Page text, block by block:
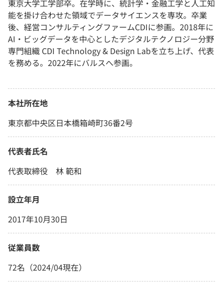
東京大学工学部卒。在学時に、統計学・金融工学と人工知
能を掛け合わせた領域でデータサイエンスを専攻。卒業
後、経営コンサルティングファームCDIに参画。2018年に
AI・ビッグデータを中心としたデジタルテクノロジー分野
専門組織 CDI Technology & Design Labを立ち上げ、代表
を務める。2022年にバルスへ参画。
本社所在地
東京都中央区日本橋箱崎町36番2号
代表者氏名
代表取締役 林 範和
設立年月
2017年10月30日
従業員数
72名（2024/04現在）